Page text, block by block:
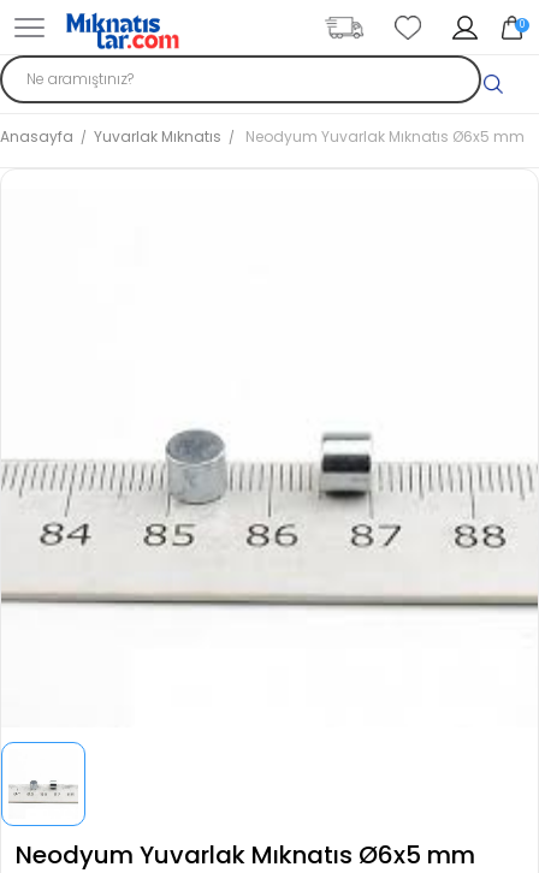
0
Anasayfa Yuvarlak Mıknatıs Neodyum Yuvarlak Mıknatıs Ø6x5 mm
Neodyum Yuvarlak Mıknatıs Ø6x5 mm